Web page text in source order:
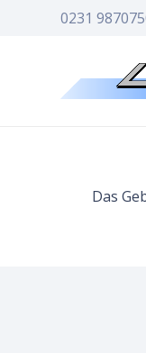
0231
Das